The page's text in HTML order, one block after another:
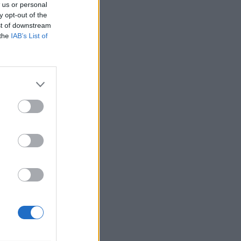
or personal
opt-out of the
of downstream
IAB’s List of